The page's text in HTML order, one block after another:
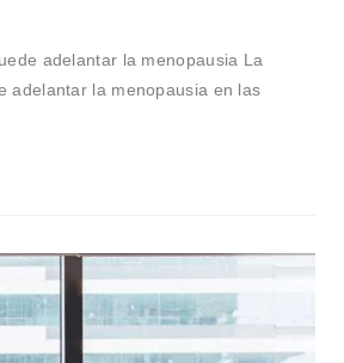
adelantar la menopausia La
adelantar la menopausia en las